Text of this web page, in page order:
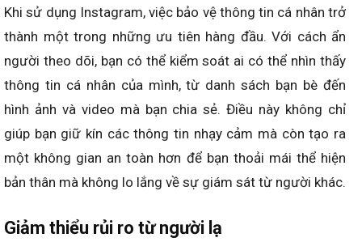
Khi sử dụng Instagram, việc bảo vệ thông tin cá nhân trở
thành một trong những ưu tiên hàng đầu. Với cách ẩn
người theo dõi, bạn có thể kiểm soát ai có thể nhìn thấy
thông tin cá nhân của mình, từ danh sách bạn bè đến
hình ảnh và video mà bạn chia sẻ. Điều này không chỉ
giúp bạn giữ kín các thông tin nhạy cảm mà còn tạo ra
một không gian an toàn hơn để bạn thoải mái thể hiện
bản thân mà không lo lắng về sự giám sát từ người khác.
Giảm thiểu rủi ro từ người lạ